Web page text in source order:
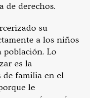
de derechos.
su
a los niños
Lo
es la
de familia en el
le